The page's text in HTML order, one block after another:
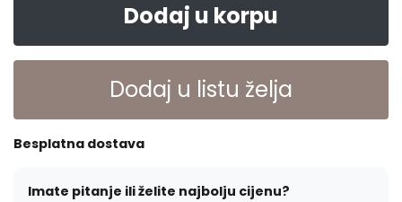
Dodaj u korpu
Dodaj u listu želja
Besplatna dostava
Imate pitanje ili želite najbolju cijenu?